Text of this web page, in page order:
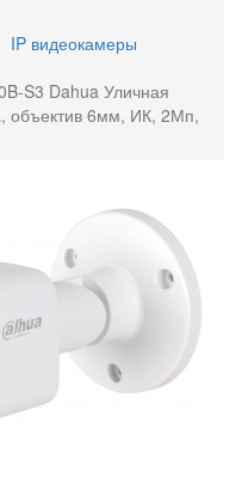
IP видеокамеры
S3 Dahua Уличная
объектив 6мм, ИК, 2Мп,